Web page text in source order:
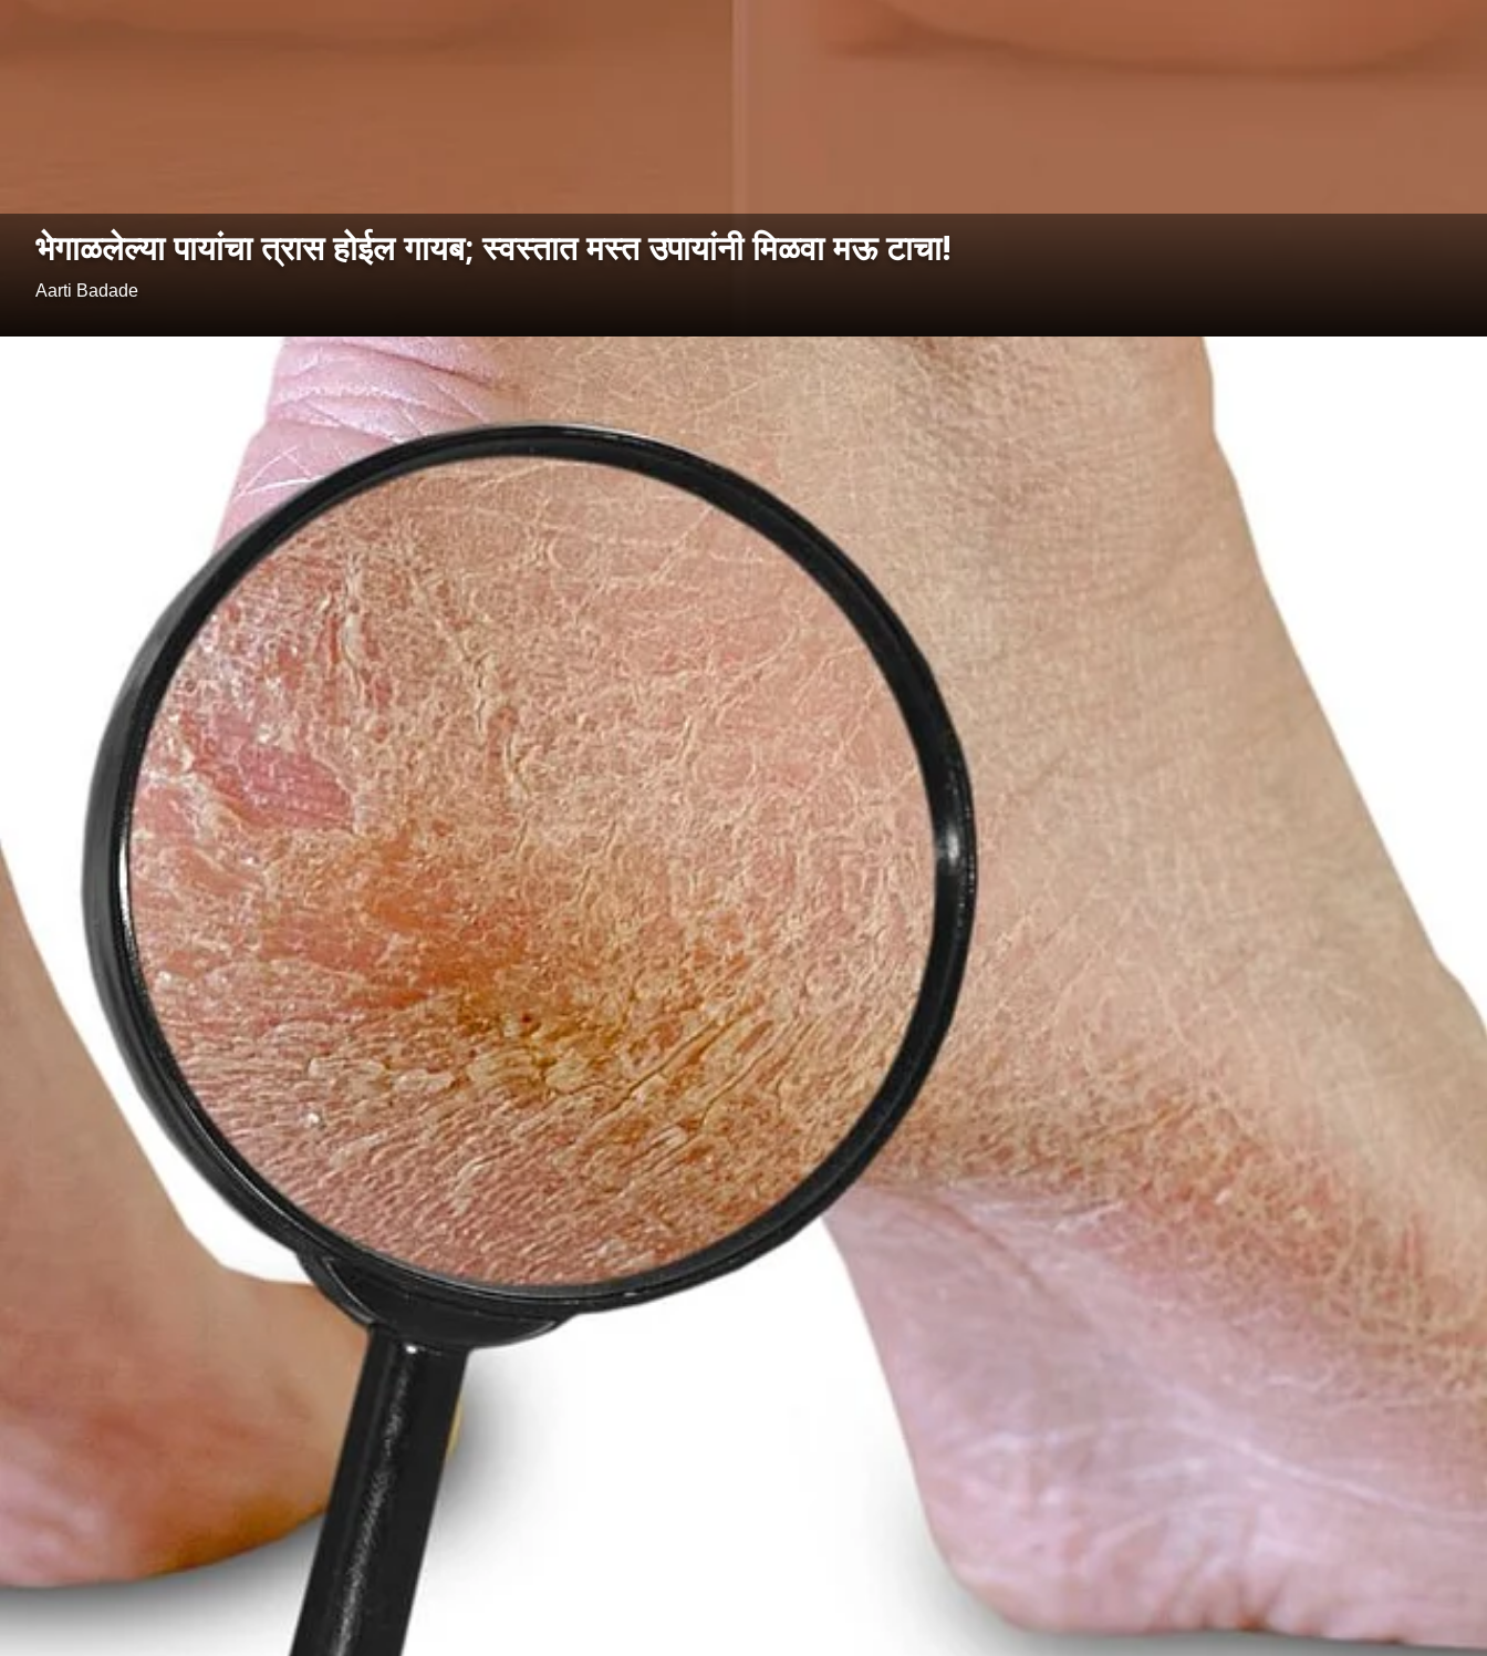
भेगाळलेल्या पायांचा त्रास होईल गायब; स्वस्तात मस्त उपायांनी मिळवा मऊ टाचा!
Aarti Badade